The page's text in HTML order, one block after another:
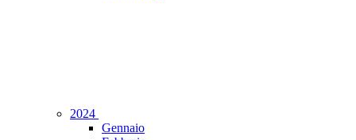
2024
Gennaio